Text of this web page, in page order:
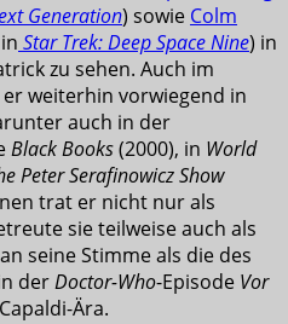
Generation) sowie Colm
Star Trek: Deep Space Nine) in
zu sehen. Auch im
weiterhin vorwiegend in
auch in der
Black Books(2000), in World
Peter Serafinowicz Show
trat er nicht nur als
sie teilweise auch als
seine Stimme als die des
derDoctor-Who-Episode Vor
Ära.